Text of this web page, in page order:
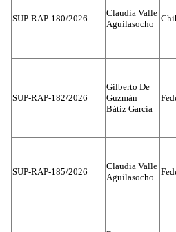
SUP-RAP-180/2026
Claudia Valle
Aguilasocho
SUP-RAP-182/2026
Gilberto De
Guzmán
Bátiz García
SUP-RAP-185/2026
Claudia Valle
Aguilasocho